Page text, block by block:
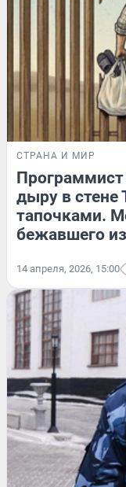
СТРАНА И МИР
дыру в стене
тапочками.
бежавшего
14 апреля, 2026, 15:00